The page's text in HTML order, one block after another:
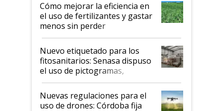
Cómo mejorar la eficiencia en
el uso de fertilizantes y gastar
menos sin perder
productividad en la campaña
fina
Nuevo etiquetado para los
fitosanitarios: Senasa dispuso
el uso de pictogramas,
palabras de advertencia e
indicaciones
Nuevas regulaciones para el
uso de drones: Córdoba fija